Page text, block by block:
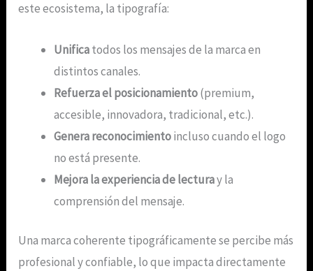
este ecosistema, la tipografía:
Unificatodos los mensajes de la marca en
distintos canales.
Refuerza el posicionamiento(premium,
accesible, innovadora, tradicional, etc.).
Genera reconocimientoincluso cuando el logo
no está presente.
Mejora la experiencia de lecturay la
comprensión del mensaje.
Una marca coherente tipográficamente se percibe más
profesional y confiable, lo que impacta directamente